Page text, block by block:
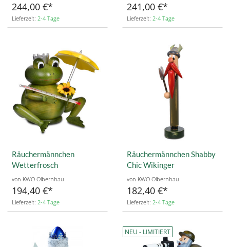
244,00 €
Lieferzeit: 2-4 Tage
241,00 €
Lieferzeit: 2-4 Tage
Räuchermännchen
Wetterfrosch
von KWO Olbernhau
194,40 €
Lieferzeit: 2-4 Tage
Räuchermännchen Shabby
Chic Wikinger
von KWO Olbernhau
182,40 €
Lieferzeit: 2-4 Tage
NEU - LIMITIERT